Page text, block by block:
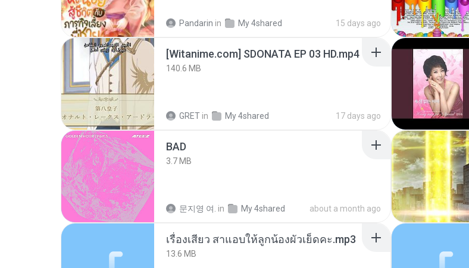
Pandarin in My 4shared 15 days ago
[Witanime.com] SDONATA EP 03 HD.mp4
140.6 MB
GRET in My 4shared 17 days ago
BAD
3.7 MB
문지영 여. in My 4shared about a month ago
เรื่องเสียว สาแอบให้ลูกน้องผัวเย็ดคะ.mp3
13.6 MB